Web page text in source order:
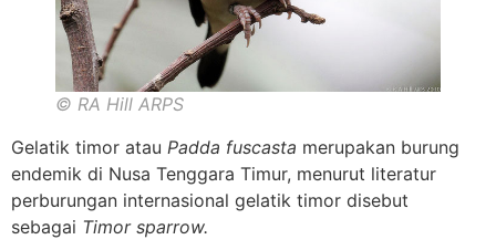
© RA Hill ARPS
Gelatik timor atau Padda fuscasta merupakan burung
endemik di Nusa Tenggara Timur, menurut literatur
perburungan internasional gelatik timor disebut
sebagai Timor sparrow.